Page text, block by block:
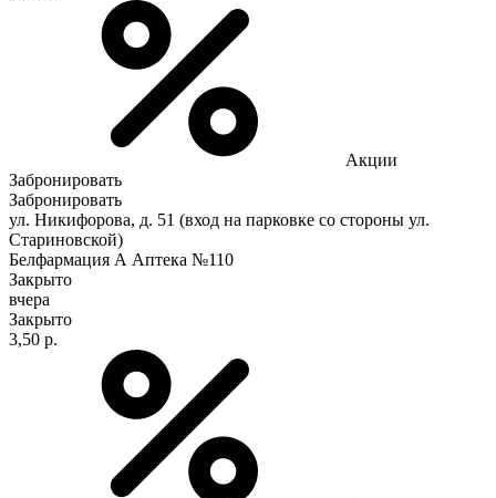
Акции
Забронировать
Забронировать
ул. Никифорова, д. 51 (вход на парковке со стороны ул.
Стариновской)
Белфармация А Аптека №110
Закрыто
вчера
Закрыто
3,50 р.